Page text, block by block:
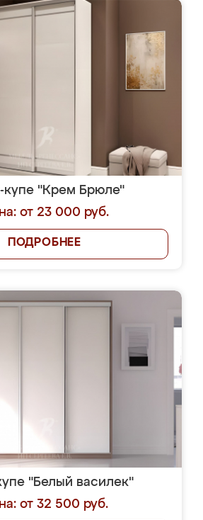
купе "Крем Брюле"
от 23 000 руб.
ПОДРОБНЕЕ
"Белый василек"
от 32 500 руб.